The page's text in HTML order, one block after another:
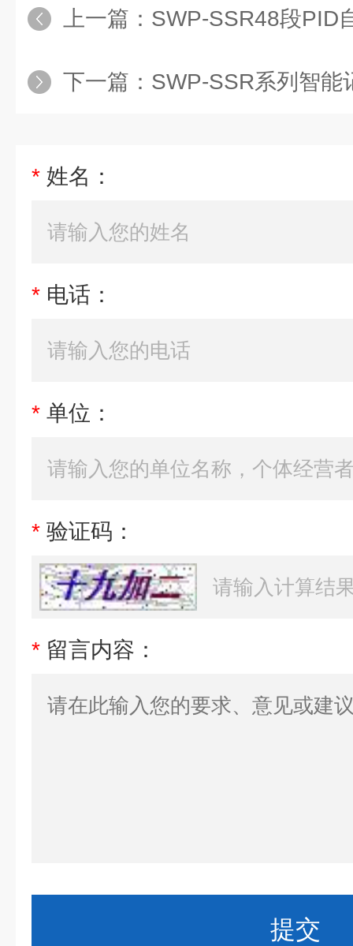
上一篇： SWP-SSR48段PID
下一篇： SWP-SSR系列智能
* 姓名：
* 电话：
* 单位：
* 验证码：
* 留言内容：